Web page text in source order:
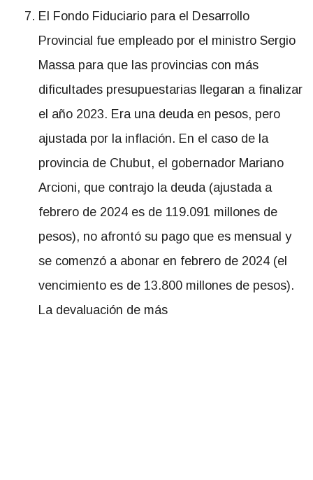
El Fondo Fiduciario para el Desarrollo
Provincial fue empleado por el ministro Sergio
Massa para que las provincias con más
dificultades presupuestarias llegaran a finalizar
el año 2023. Era una deuda en pesos, pero
ajustada por la inflación. En el caso de la
provincia de Chubut, el gobernador Mariano
Arcioni, que contrajo la deuda (ajustada a
febrero de 2024 es de 119.091 millones de
pesos), no afrontó su pago que es mensual y
se comenzó a abonar en febrero de 2024 (el
vencimiento es de 13.800 millones de pesos).
La devaluación de más